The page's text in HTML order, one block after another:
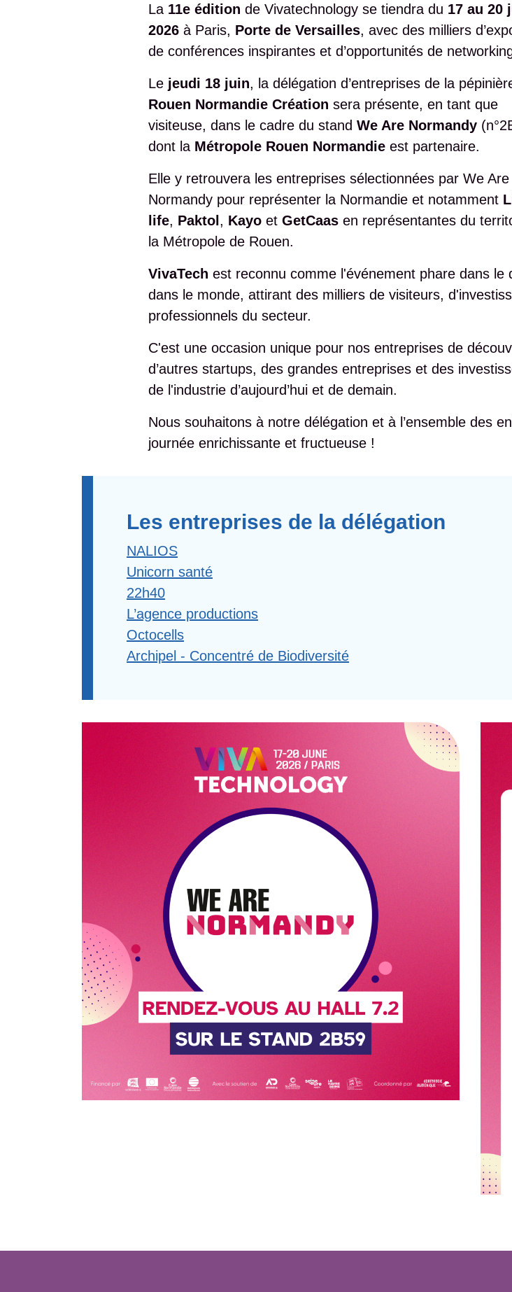
La 11e édition de Vivatechnology se tiendra du 17 au 20
2026 à Paris, Porte de Versailles, avec des milliers
de conférences inspirantes et d’opportunités de
Le jeudi 18 juin, la délégation d’entreprises de la
Rouen Normandie Création sera présente, en tant que
visiteuse, dans le cadre du stand We Are Normandy
dont la Métropole Rouen Normandie est partenaire.
Elle y retrouvera les entreprises sélectionnées par We Are
Normandy pour représenter la Normandie et notamment
life, Paktol , Kayo et GetCaas en représentantes du
la Métropole de Rouen.
VivaTech est reconnu comme l'événement phare dans le
dans le monde, attirant des milliers de visiteurs,
professionnels du secteur.
C'est une occasion unique pour nos entreprises de
d’autres startups, des grandes entreprises et des
de l'industrie d’aujourd’hui et de demain.
Nous souhaitons à notre délégation et à l’ensemble des
journée enrichissante et fructueuse !
Les entreprises de la délégation
NALIOS
Unicorn santé
22h40
L’agence productions
Octocells
Archipel - Concentré de Biodiversité